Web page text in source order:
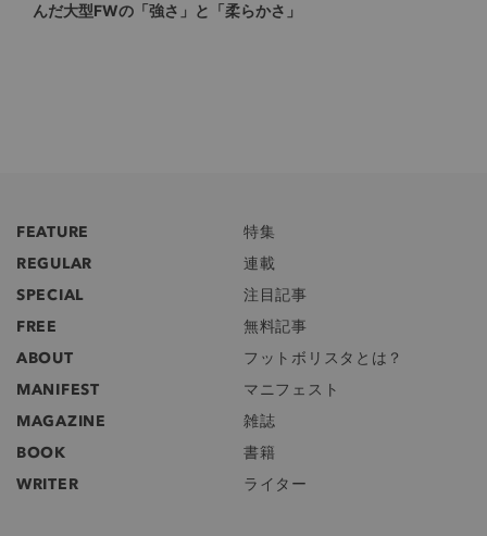
んだ大型FWの「強さ」と「柔らかさ」
FEATURE
特集
REGULAR
連載
SPECIAL
注目記事
FREE
無料記事
ABOUT
フットボリスタとは？
MANIFEST
マニフェスト
MAGAZINE
雑誌
BOOK
書籍
WRITER
ライター